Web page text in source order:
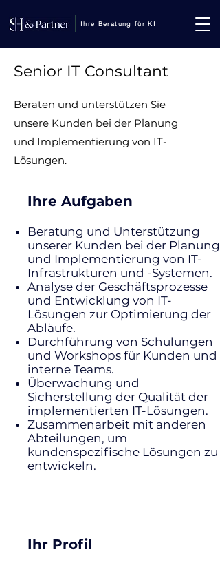
Ihre Beratung für KI
Senior IT Consultant
Beraten und unterstützen Sie
unsere Kunden bei der Planung
und Implementierung von IT-
Lösungen.
Ihre Aufgaben
Beratung und Unterstützung
unserer Kunden bei der Planung
und Implementierung von IT-
Infrastrukturen und -Systemen.
Analyse der Geschäftsprozesse
und Entwicklung von IT-
Lösungen zur Optimierung der
Abläufe.
Durchführung von Schulungen
und Workshops für Kunden und
interne Teams.
Überwachung und
Sicherstellung der Qualität der
implementierten IT-Lösungen.
Zusammenarbeit mit anderen
Abteilungen, um
kundenspezifische Lösungen zu
entwickeln.
Ihr Profil